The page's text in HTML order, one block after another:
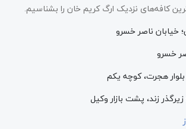
کافه‌های نزدیک ارگ کریم خان را بشناسیم.
خیابان ناصر خسرو
خسرو
هجرت، کوچه یکم
زند، پشت بازار وکیل